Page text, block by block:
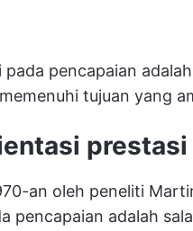
pencapaian
tujuan yang
prestasi
an oleh peneliti
pencapaian adalah